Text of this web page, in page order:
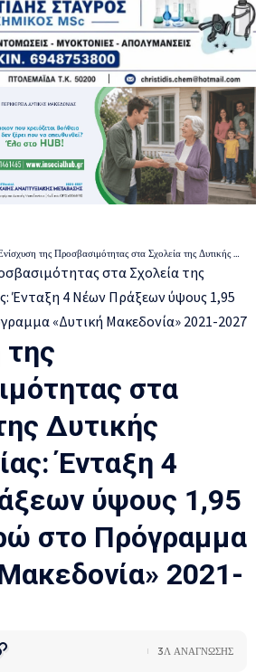
της Προσβασιμότητας στα Σχολεία της Δυτικής Μακεδονίας: Ένταξη 4 Νέων Πράξεων ύψους 1,95 εκατ. ευρώ στο Πρόγραμμα «Δυτική Μακεδονία» 2021-2027
της
στα
Δυτικής
Ένταξη 4
ύψους 1,95
στο Πρόγραμμα
2021-
3Λ ΑΝΑΓΝΩΣΗΣ